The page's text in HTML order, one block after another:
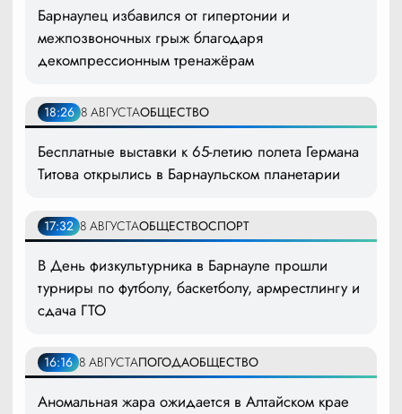
Барнаулец избавился от гипертонии и
межпозвоночных грыж благодаря
декомпрессионным тренажёрам
18:26 8 АВГУСТАОБЩЕСТВО
Бесплатные выставки к 65-летию полета Германа
Титова открылись в Барнаульском планетарии
17:32 8 АВГУСТАОБЩЕСТВОСПОРТ
В День физкультурника в Барнауле прошли
турниры по футболу, баскетболу, армрестлингу и
сдача ГТО
16:16 8 АВГУСТАПОГОДАОБЩЕСТВО
Аномальная жара ожидается в Алтайском крае